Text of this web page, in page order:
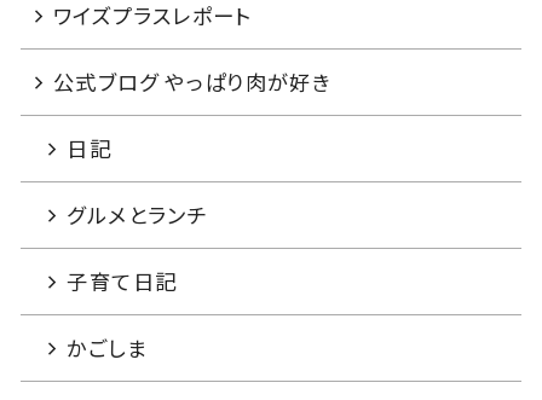
ワイズプラスレポート
公式ブログ やっぱり肉が好き
日記
グルメとランチ
子育て日記
かごしま